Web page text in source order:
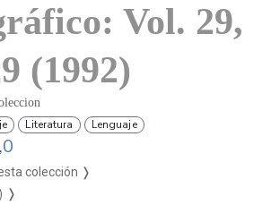
Vol. 29,
(1992)
Literatura Lenguaje
colección ❭
❭